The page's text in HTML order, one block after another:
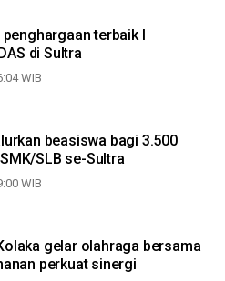
penghargaan terbaik I
di Sultra
WIB
beasiswa bagi 3.500
SLB se-Sultra
WIB
gelar olahraga bersama
perkuat sinergi